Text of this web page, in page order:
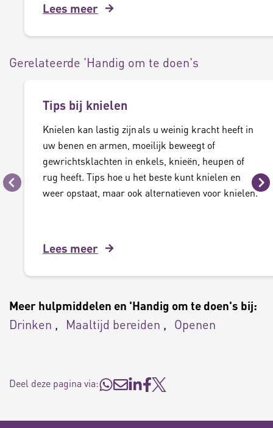
Lees meer
Gerelateerde 'Handig om te doen's
Vorige
Tips bij knielen
Knielen kan lastig zijn als u weinig kracht heeft in
uw benen en armen, moeilijk beweegt of
gewrichtsklachten in enkels, knieën, heupen of
rug heeft. Tips hoe u het beste kunt knielen en
weer opstaat, maar ook alternatieven voor knielen.
Lees meer
Meer hulpmiddelen en 'Handig om te doen's bij:
Drinken Maaltijd bereiden Openen
Deel deze pagina via: